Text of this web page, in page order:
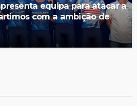
equipa para atacar a
com a ambição de